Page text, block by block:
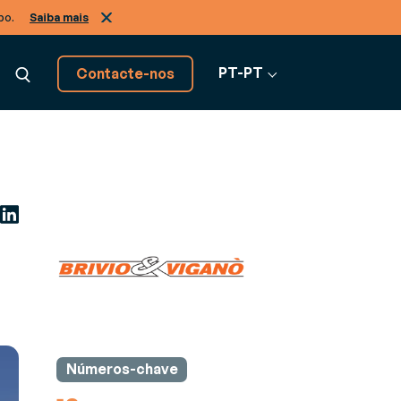
Saiba mais
Ver todo o software
de negócio, de A a Z
Contacte-nos PT-PT
Números-chave